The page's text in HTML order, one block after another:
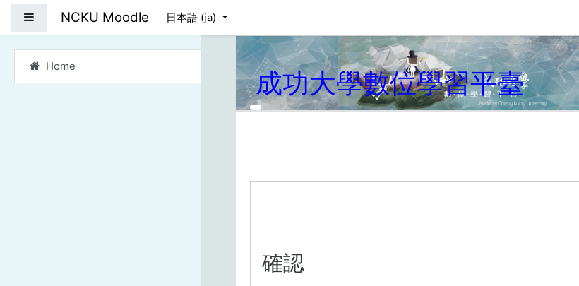
サイドパネル
Home
NCKU Moodle 日本語 ‎(ja)‎
成功大學數位學習平臺
確認